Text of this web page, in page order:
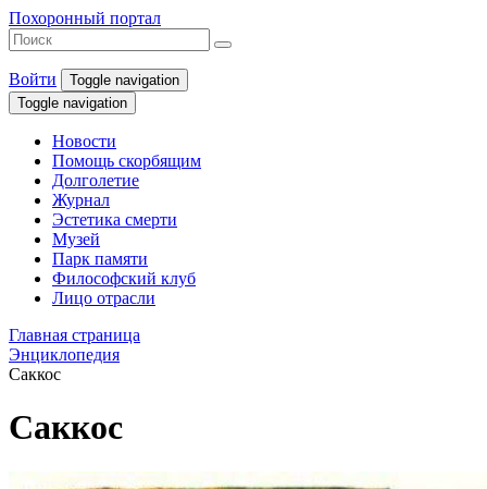
Похоронный портал
Войти
Toggle navigation
Toggle navigation
Новости
Помощь скорбящим
Долголетие
Журнал
Эстетика смерти
Музей
Парк памяти
Философский клуб
Лицо отрасли
Главная страница
Энциклопедия
Саккос
Саккос